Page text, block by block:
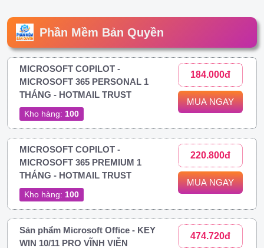
Phần Mềm Bản Quyền
MICROSOFT COPILOT -
MICROSOFT 365 PERSONAL 1
THÁNG - HOTMAIL TRUST
Kho hàng: 100
184.000đ
MUA NGAY
MICROSOFT COPILOT -
MICROSOFT 365 PREMIUM 1
THÁNG - HOTMAIL TRUST
Kho hàng: 100
220.800đ
MUA NGAY
Sản phẩm Microsoft Office - KEY
WIN 10/11 PRO VĨNH VIỄN
474.720đ